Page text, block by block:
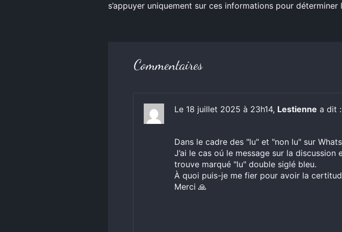
s’appuyer uniquement sur ces informations pour
Commentaires
Le 18 juillet 2025 à 23h14, Lestienne a dit :
Dans le cadre des "lu" et "non lu" sur
J’ai le cas oú le message sur la
trouve marqué "lu" double siglé bleu.
À quoi puis-je me fier pour avoir la
Merci 🙏